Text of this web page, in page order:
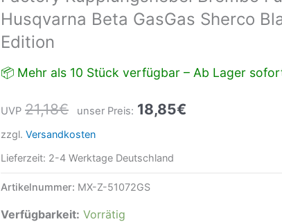
Husqvarna Beta GasGas Sherco
Edition
📦 Mehr als 10 Stück verfügbar – Ab Lager
UVP 21,18€ unser Preis: 18,85€
zzgl. Versandkosten
Lieferzeit: 2-4 Werktage Deutschland
Artikelnummer: MX-Z-51072GS
Verfügbarkeit: Vorrätig
Beta
GasGas
black
Menge